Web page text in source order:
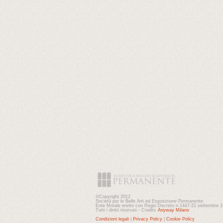
©Copyright 2012
Società per le Belle Arti ed Esposizione Permanente
Ente Morale eretto con Regio Decreto n.1447-22 settembre
Tutti i diritti riservati - Credits Anyway Milano
Condizioni legali
Privacy Policy Cookie Policy